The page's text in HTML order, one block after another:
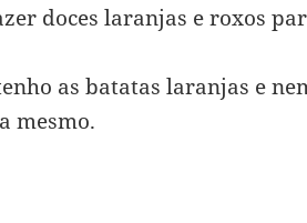
doces laranjas e roxos
as batatas laranjas e
mesmo.